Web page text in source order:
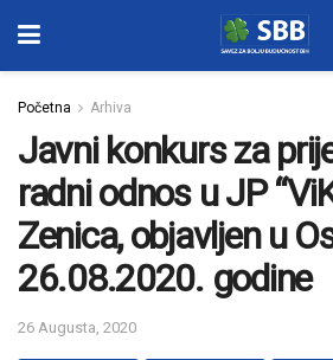
Početna Arhiva
Javni konkurs za
radni odnos u JP
Zenica, objavljen u
26.08.2020. godine
26 Augusta, 2020